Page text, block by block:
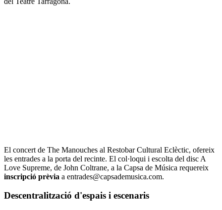
El concert de The Manouches al Restobar Cultural Eclèctic, ofereix
les entrades a la porta del recinte. El col·loqui i escolta del disc A
Love Supreme, de John Coltrane, a la Capsa de Música requereix
inscripció prèvia a entrades@capsademusica.com.
Descentralització d'espais i escenaris